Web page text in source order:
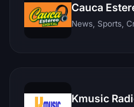
Cauca
News, Sports,
Kmusic